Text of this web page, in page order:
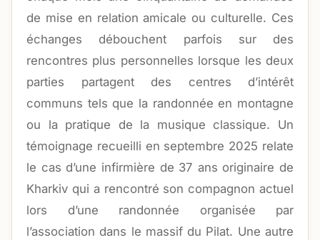
de mise en relation amicale ou culturelle. Ces
échanges débouchent parfois sur des
rencontres plus personnelles lorsque les deux
parties partagent des centres d’intérêt
communs tels que la randonnée en montagne
ou la pratique de la musique classique. Un
témoignage recueilli en septembre 2025 relate
le cas d’une infirmière de 37 ans originaire de
Kharkiv qui a rencontré son compagnon actuel
lors d’une randonnée organisée par
l’association dans le massif du Pilat. Une autre